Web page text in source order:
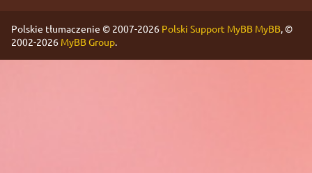
Polskie tłumaczenie © 2007-2026 Polski Support MyBB MyBB, ©
2002-2026 MyBB Group.